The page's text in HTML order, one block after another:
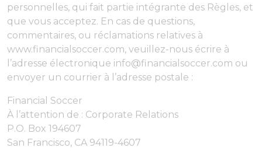
personnelles, qui fait partie intégrante des Règles, et
que vous acceptez. En cas de questions,
commentaires, ou réclamations relatives à
www.financialsoccer.com, veuillez-nous écrire à
l’adresse électronique info@financialsoccer.com ou
envoyer un courrier à l’adresse postale :
Financial Soccer
À l’attention de : Corporate Relations
P.O. Box 194607
San Francisco, CA 94119-4607